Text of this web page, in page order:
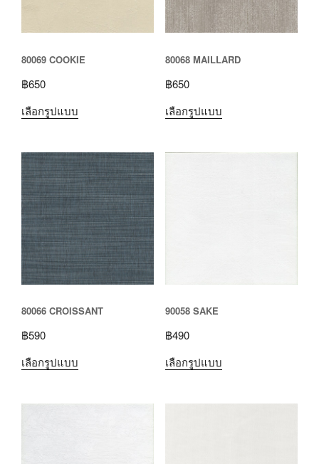
80069 COOKIE
฿650
เลือกรูปแบบ
80068 MAILLARD
฿650
เลือกรูปแบบ
80066 CROISSANT
฿590
เลือกรูปแบบ
90058 SAKE
฿490
เลือกรูปแบบ